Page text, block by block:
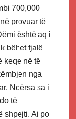
700,000
provuar të
është aq i
bëhet fjalë
keqe në të
nga
Ndërsa sa i
të
shpejti. Ai po